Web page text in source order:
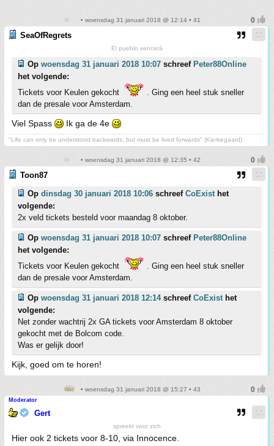
• woensdag 31 januari 2018 @ 12:14 • 41
SeaOfRegrets
El pueblo vencerá
Op woensdag 31 januari 2018 10:07 schreef Peter88Online
het volgende:
Tickets voor Keulen gekocht
. Ging een heel stuk sneller
dan de presale voor Amsterdam.
Viel Spass Ik ga de 4e
"Life can only be understood backwards, but must be lived forwards" (Kierkegaard)
• woensdag 31 januari 2018 @ 12:35 • 42
Toon87
Op dinsdag 30 januari 2018 10:06 schreef CoExisthet
volgende:
2x veld tickets besteld voor maandag 8 oktober.
Op woensdag 31 januari 2018 10:07 schreef Peter88Online
het volgende:
Tickets voor Keulen gekocht
. Ging een heel stuk sneller
dan de presale voor Amsterdam.
Op woensdag 31 januari 2018 12:14schreef CoExisthet
volgende:
Net zonder wachtrij 2x GA tickets voor Amsterdam 8 oktober
gekocht met de Bolcom code.
Was er gelijk door!
Kijk, goed om te horen!
• woensdag 31 januari 2018 @ 15:27 • 43
Moderator
Gert
spreekt voor zich
Hier ook 2 tickets voor 8-10, via Innocence.